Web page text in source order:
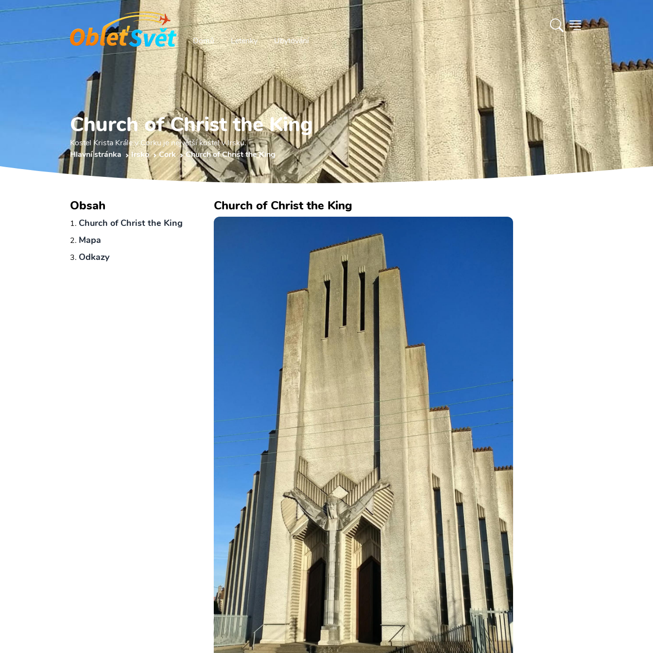
Domů Letenky Ubytování
Church of Christ the King
Kostel Krista Krále v Corku je největší kostel v Irsku.
Hlavní stránka
Irsko Cork Church of Christ the King
Obsah
Church of Christ the King
Mapa
Odkazy
Church of Christ the King